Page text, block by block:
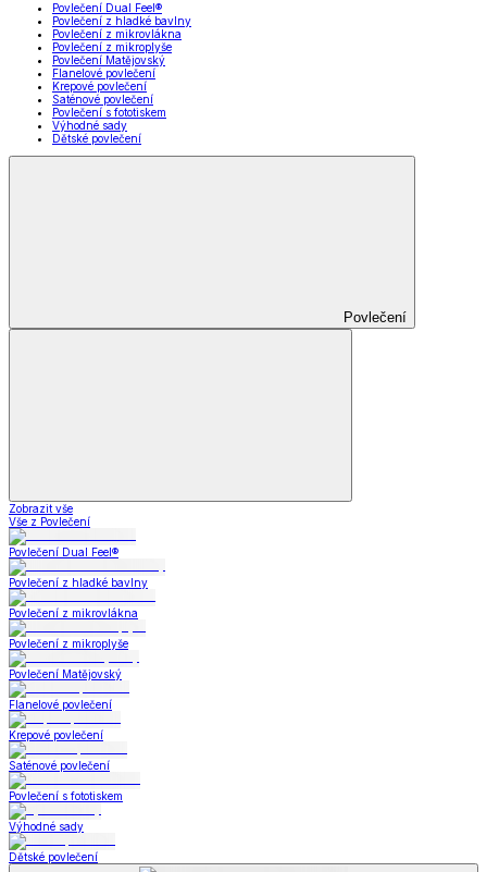
Povlečení Dual Feel®
Povlečení z hladké bavlny
Povlečení z mikrovlákna
Povlečení z mikroplyše
Povlečení Matějovský
Flanelové povlečení
Krepové povlečení
Saténové povlečení
Povlečení s fototiskem
Výhodné sady
Dětské povlečení
Povlečení
Zobrazit vše
Vše z Povlečení
Povlečení Dual Feel®
Povlečení z hladké bavlny
Povlečení z mikrovlákna
Povlečení z mikroplyše
Povlečení Matějovský
Flanelové povlečení
Krepové povlečení
Saténové povlečení
Povlečení s fototiskem
Výhodné sady
Dětské povlečení